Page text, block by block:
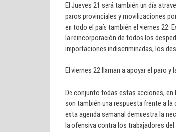
El Jueves 21 será también un día
paros provinciales y movilizaciones
en todo el país también el viernes 22.
la reincorporación de todos los
importaciones indiscriminadas, los
El viernes 22 llaman a apoyar el paro
De conjunto todas estas acciones, en
son también una respuesta frente a la
esta agenda semanal demuestra la
la ofensiva contra los trabajadores del